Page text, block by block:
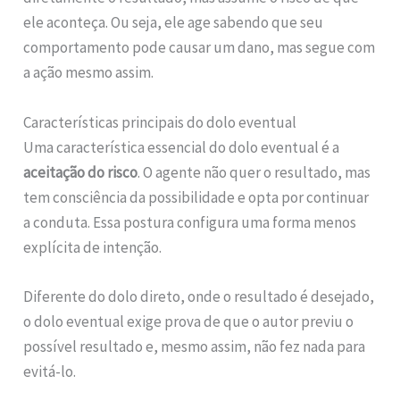
ele aconteça. Ou seja, ele age sabendo que seu
comportamento pode causar um dano, mas segue com
a ação mesmo assim.
Características principais do dolo eventual
Uma característica essencial do dolo eventual é a
aceitação do risco. O agente não quer o resultado, mas
tem consciência da possibilidade e opta por continuar
a conduta. Essa postura configura uma forma menos
explícita de intenção.
Diferente do dolo direto, onde o resultado é desejado,
o dolo eventual exige prova de que o autor previu o
possível resultado e, mesmo assim, não fez nada para
evitá-lo.